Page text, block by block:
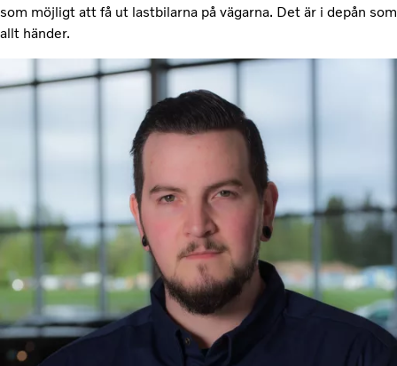
som möjligt att få ut lastbilarna på vägarna. Det är i depån som
allt händer.